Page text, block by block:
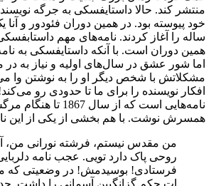
منتشر کند. حالا داستایفسکی به جرگه
خود پیوسته بود. در همین دوران فئودور و آنا
ساله را آغاز کردند. نامه‌های مهم
همین دوران است. با آنکه داستایفسکی به
اما شور عشق در سال‌های اولیه و نیاز به در
مشکلاتش با شخص دیگر او را به نوشتن وا
افکار نویسنده را برای ما تا حدودی رو
نامه‌هایی است که از
همسرش نوشت. با هم بخشی از یکی از این
من مقدس نیستم، فرشته نورانی
روحی پاک دارد تویی. عجب نامه
فرستادی! بوسیدمش! در وضعیتی که
ات حکم گزانگبین آسمانی را داشت.